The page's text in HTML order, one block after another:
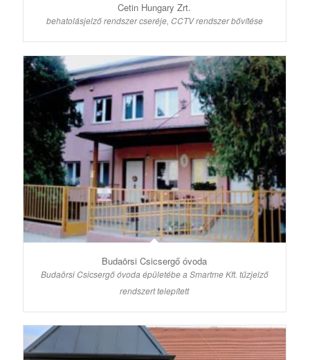
Cetin Hungary Zrt.
behatolásjelző rendszer cseréje, CCTV rendszer bővítése
Budaörsi Csicsergő óvoda
Budaörsi Csicsergő óvoda épületébe a Smartme Kft. tűzjelző
rendszert telepített